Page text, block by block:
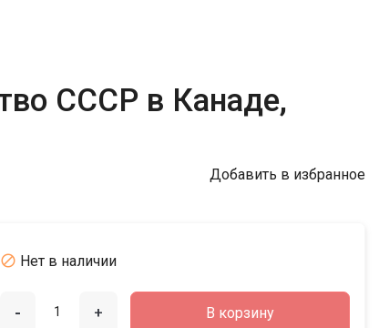
СССР в Канаде,
Добавить в избранное
 Нет в наличии
- + В корзину